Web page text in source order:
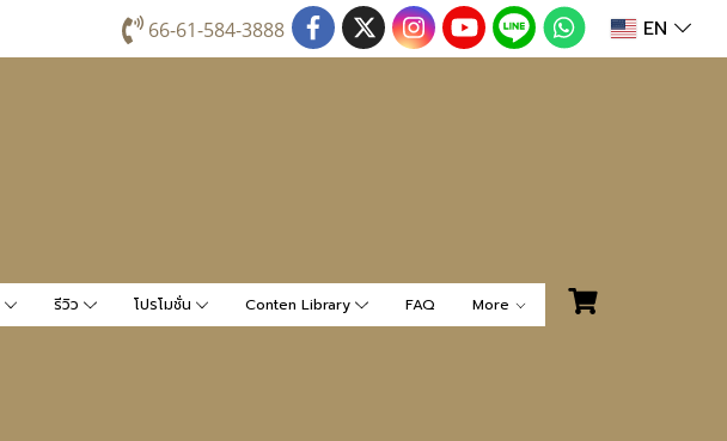
66-61-584-3888 EN
รีวิว โปรโมชั่น Conten Library FAQ More